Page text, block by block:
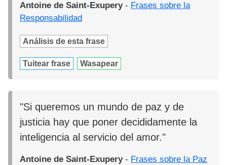
Antoine de Saint-Exupery- Frases sobre la
Responsabilidad
Análisis de esta frase
Tuitear frase Wasapear
"Si queremos un mundo de paz y de
justicia hay que poner decididamente la
inteligencia al servicio del amor."
Antoine de Saint-Exupery- Frases sobre la Paz